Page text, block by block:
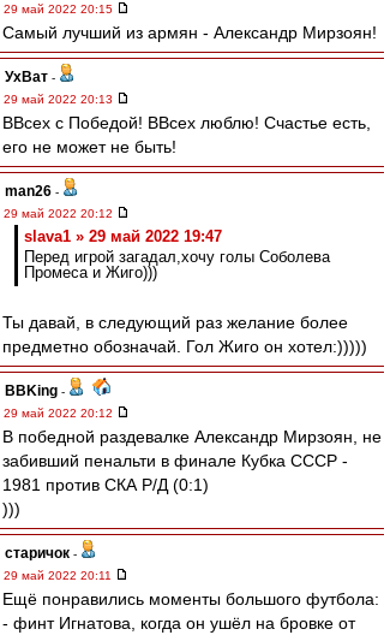
29 май 2022 20:15
Самый лучший из армян - Александр Мирзоян!
УхВат -
29 май 2022 20:13
ВВсех с Победой! ВВсех люблю! Счастье есть,
его не может не быть!
man26 -
29 май 2022 20:12
slava1 » 29 май 2022 19:47
Перед игрой загадал,хочу голы Соболева
Промеса и Жиго)))
Ты давай, в следующий раз желание более
предметно обозначай. Гол Жиго он хотел:)))))
BBKing -
29 май 2022 20:12
В победной раздевалке Александр Мирзоян, не
забивший пенальти в финале Кубка СССР -
1981 против СКА Р/Д (0:1)
)))
старичок -
29 май 2022 20:11
Ещё понравились моменты большого футбола:
- финт Игнатова, когда он ушёл на бровке от